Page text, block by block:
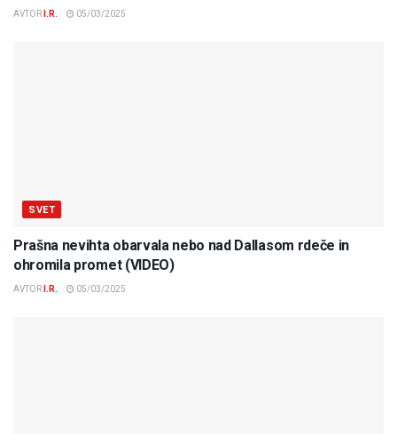
AVTOR I.R. 05/03/2025
SVET
Prašna nevihta obarvala nebo nad Dallasom rdeče in
ohromila promet (VIDEO)
AVTOR I.R. 05/03/2025